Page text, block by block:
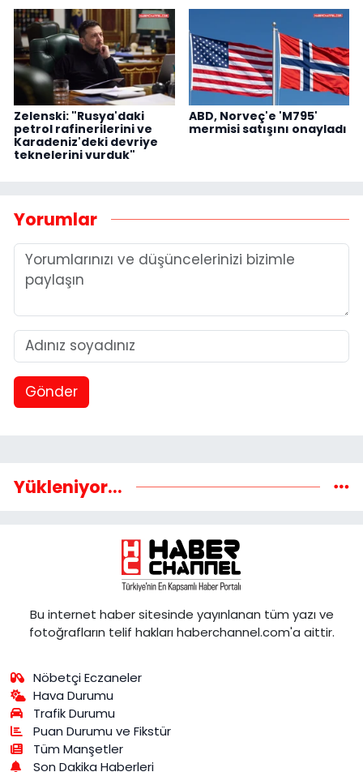
Zelenski: "Rusya'daki
petrol rafinerilerini ve
Karadeniz'deki devriye
teknelerini vurduk"
ABD, Norveç'e 'M795'
mermisi satışını onayladı
Yorumlar
Gönder
Yükleniyor...
Bu internet haber sitesinde yayınlanan tüm yazı ve
fotoğrafların telif hakları haberchannel.com'a aittir.
Nöbetçi Eczaneler
Hava Durumu
Trafik Durumu
Puan Durumu ve Fikstür
Tüm Manşetler
Son Dakika Haberleri